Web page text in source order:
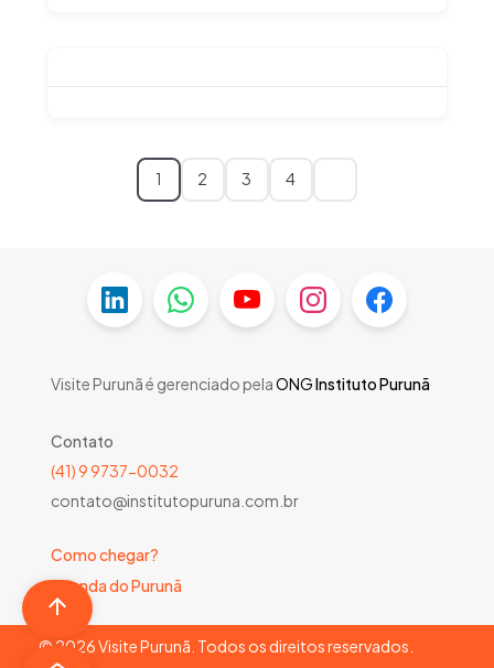
1 2 3 4
Visite Purunã é gerenciado pelaONGInstituto Purunã
Contato
(41) 9 9737-0032
contato@institutopuruna.com.br
Como chegar?
Agenda do Purunã
© 2026Visite Purunã. Todos os direitos reservados.